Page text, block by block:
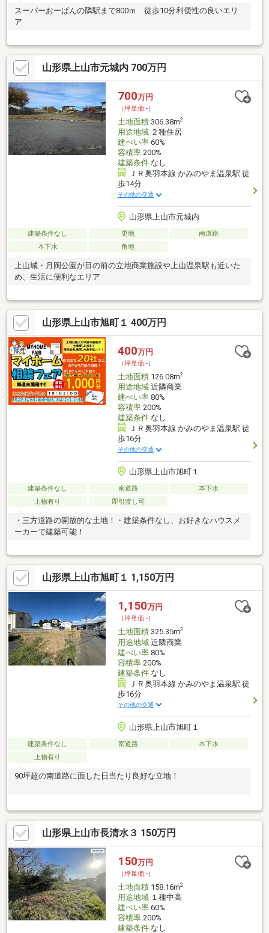
スーパーおーばんの隣駅まで800ｍ 徒歩10分利便性の良いエリ
ア
山形県上山市元城内 700万円
700万円
（坪単価:-）
土地面積306.38m2
用途地域２種住居
建ぺい率60%
容積率200%
建築条件なし
ＪＲ奥羽本線 かみのやま温泉駅 徒
歩14分
その他の交通
山形県上山市元城内
建築条件なし 更地
南道路
本下水
角地
上山城・月岡公園が目の前の立地商業施設や上山温泉駅も近いた
め、生活に便利なエリア
山形県上山市旭町１ 400万円
400万円
（坪単価:-）
土地面積126.08m2
用途地域近隣商業
建ぺい率80%
容積率200%
建築条件なし
ＪＲ奥羽本線 かみのやま温泉駅 徒
歩16分
その他の交通
山形県上山市旭町１
建築条件なし 南道路
本下水
上物有り
即引渡し可
・三方道路の開放的な土地！・建築条件なし、お好きなハウスメ
ーカーで建築可能！
山形県上山市旭町１ 1,150万円
1,150万円
（坪単価:-）
土地面積325.35m2
用途地域近隣商業
建ぺい率80%
容積率200%
建築条件なし
ＪＲ奥羽本線 かみのやま温泉駅 徒
歩16分
その他の交通
山形県上山市旭町１
建築条件なし 南道路
本下水
上物有り
90坪超の南道路に面した日当たり良好な立地！
山形県上山市長清水３ 150万円
150万円
（坪単価:-）
土地面積158.16m2
用途地域１種中高
建ぺい率60%
容積率200%
建築条件なし